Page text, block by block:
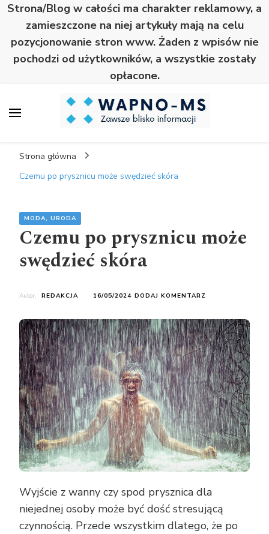
Strona/Blog w całości ma charakter reklamowy, a
zamieszczone na niej artykuły mają na celu
pozycjonowanie stron www. Żaden z wpisów nie
pochodzi od użytkowników, a wszystkie zostały
opłacone.
Strona główna
Czemu po prysznicu może swędzieć skóra
MODA, URODA
Czemu po prysznicu może
swędzieć skóra
Autor: REDAKCJA 16/05/2024 DODAJ KOMENTARZ
PRYSZNICU
MOŻE
SWĘDZIEĆ
SKÓRA
Wyjście z wanny czy spod prysznica dla
niejednej osoby może być dość stresującą
czynnością. Przede wszystkim dlatego, że po